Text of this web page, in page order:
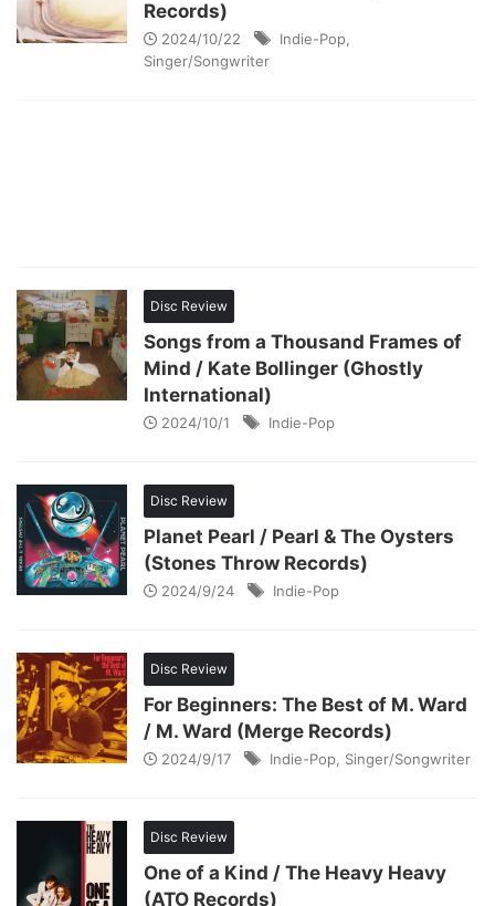
Records)
2024/10/22 Indie-Pop
Singer/Songwriter
Disc Review
Songs from a Thousand Frames of
Mind / Kate Bollinger (Ghostly
International)
2024/10/1 Indie-Pop
Disc Review
Planet Pearl / Pearl & The Oysters
(Stones Throw Records)
2024/9/24 Indie-Pop
Disc Review
For Beginners: The Best of M. Ward
/ M. Ward (Merge Records)
2024/9/17 Indie-Pop Singer/Songwriter
Disc Review
One of a Kind / The Heavy Heavy
(ATO Records)